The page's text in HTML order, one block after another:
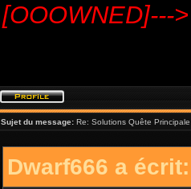
[OOOWNED]--->
Sujet du message: Re: Solutions Quête
Dwarf666 a écrit: